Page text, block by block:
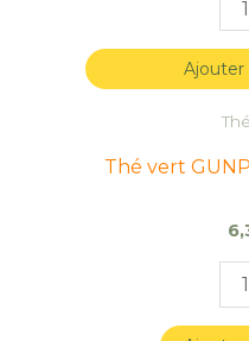
Ajouter
Thé vert